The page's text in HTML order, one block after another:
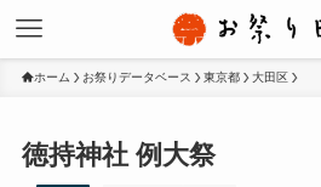
ホーム お祭りデータベース 東京都 大田区
徳持神社 例大祭